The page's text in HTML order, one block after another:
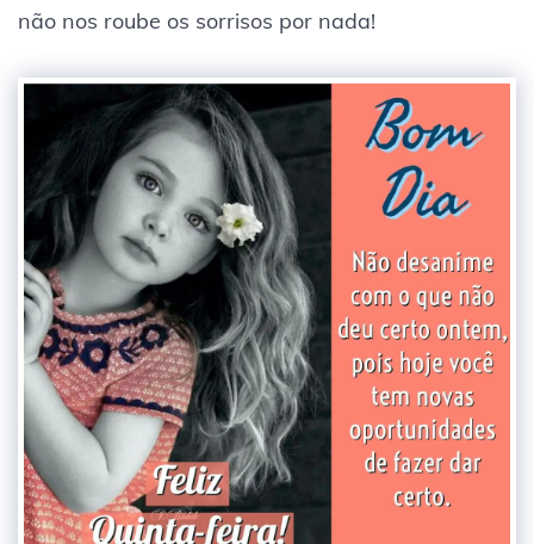
não nos roube os sorrisos por nada!